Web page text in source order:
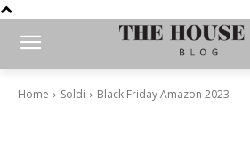
Home Soldi Black Friday Amazon 2023